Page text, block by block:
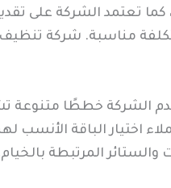
تعتمد الشركة على
مناسبة. شركة تنظيف
الشركة خططًا
اختيار الباقة الأنسب
والستائر المرتبطة